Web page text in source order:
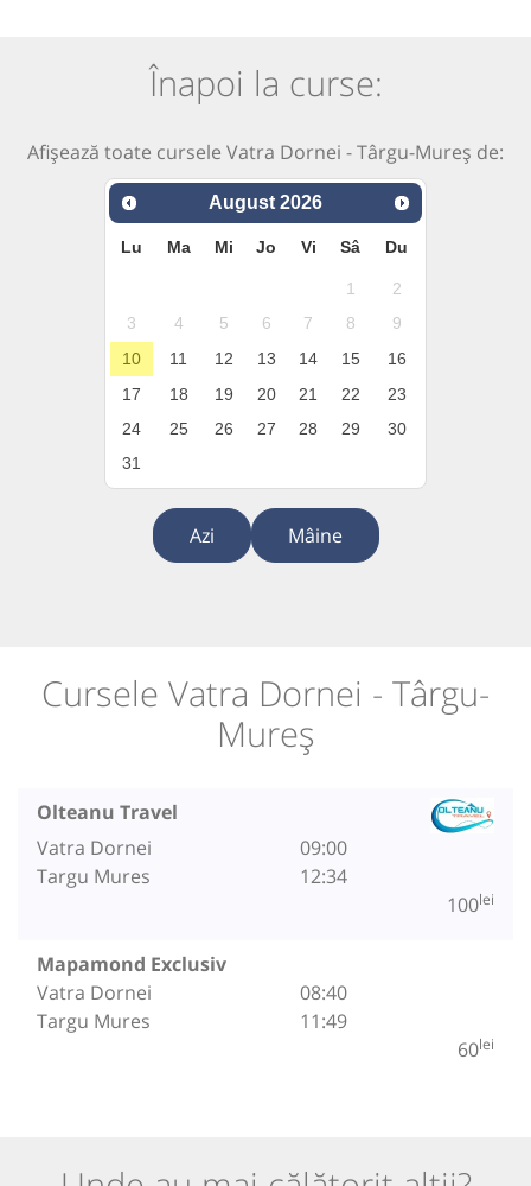
Înapoi la curse:
Afișează toate cursele Vatra Dornei - Târgu-Mureș de:
August 2026
Lu Ma Mi Jo Vi Sâ Du
1
2
3
4 5 6 7 8
9
10
11 12 13 14 15
16
17
18 19 20 21 22
23
24
25 26 27 28 29
30
31
Azi Mâine
Cursele Vatra Dornei - Târgu-
Mureș
Olteanu Travel
Vatra Dornei
Targu Mures
09:00
12:34
100lei
Mapamond Exclusiv
Vatra Dornei
Targu Mures
08:40
11:49
60lei